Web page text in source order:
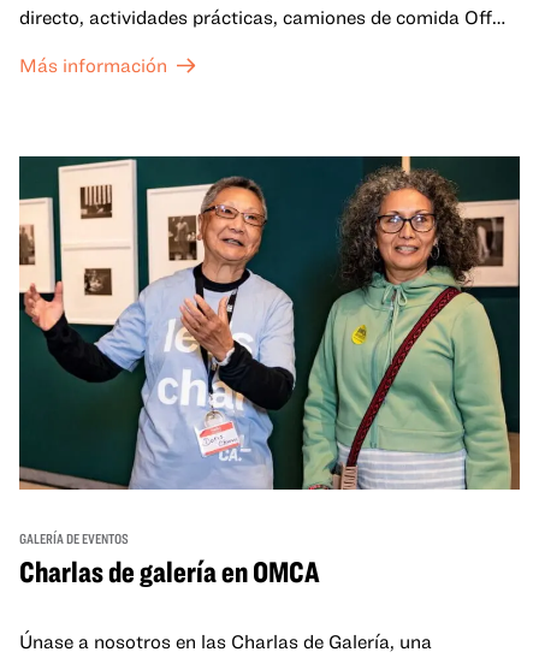
directo, actividades prácticas, camiones de comida Off
exposiciones especiales, con una
Más información
GALERÍA DE EVENTOS
Charlas de galería en OMCA
Únase a nosotros en las Charlas de Galería, una